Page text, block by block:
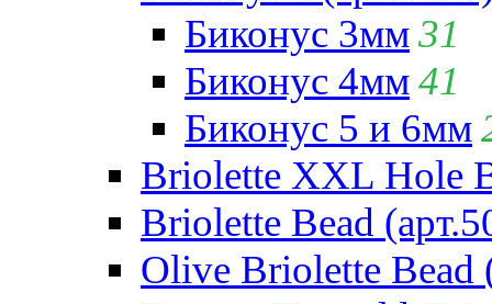
Биконус 3мм31
Биконус 4мм41
Биконус 5 и 6мм
Briolette XXL Hole
Briolette Bead
Olive Briolette Bead